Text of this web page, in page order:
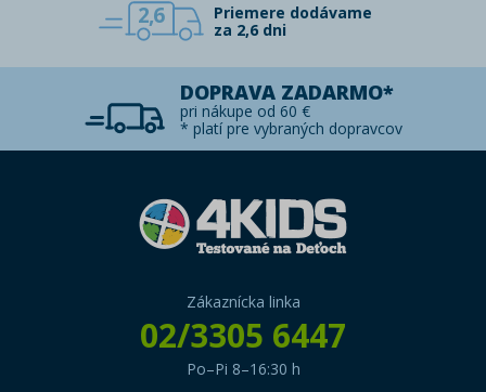
2,6
Priemere dodávame
za 2,6 dni
DOPRAVA ZADARMO*
pri nákupe od 60 €
* platí pre vybraných dopravcov
Zákaznícka linka
02/3305 6447
Po–Pi 8–16:30 h